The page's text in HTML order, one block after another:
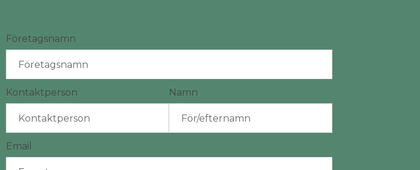
Företagsnamn
Kontaktperson Namn
Email